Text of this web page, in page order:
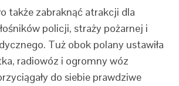
także zabraknąć atrakcji dla
policji, straży pożarnej i
Tuż obok polany ustawiła
radiowóz i ogromny wóz
do siebie prawdziwe